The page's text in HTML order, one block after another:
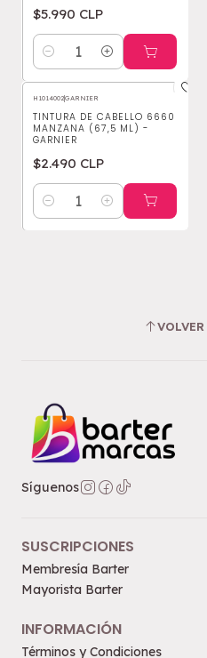
$5.990 CLP
Cantidad
H1014002|GARNIER
TINTURA DE CABELLO 6660
MANZANA (67,5 ML) -
GARNIER
$2.490 CLP
Cantidad
Síguenos
SUSCRIPCIONES
Membresía Barter
Mayorista Barter
INFORMACIÓN
Términos y Condiciones